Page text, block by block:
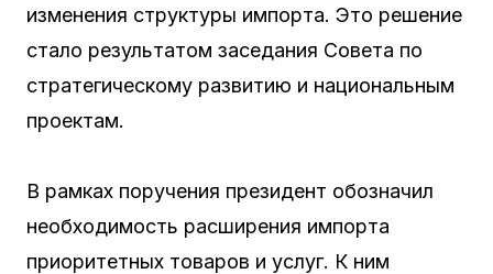
изменения структуры импорта. Это решение
стало результатом заседания Совета по
стратегическому развитию и национальным
проектам.
В рамках поручения президент обозначил
необходимость расширения импорта
приоритетных товаров и услуг. К ним